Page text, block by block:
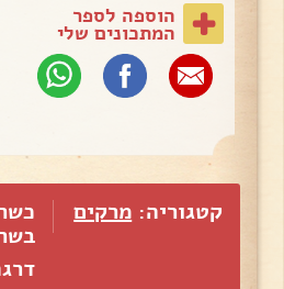
הוספה לספר
המתכונים שלי
קטגוריה: מרקים